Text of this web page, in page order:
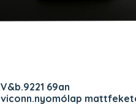
v&b.9221 69an
viconn.nyomólap